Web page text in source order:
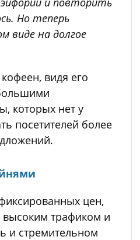
Но теперь
виде на долгое
видя его
которых нет у
посетителей более
цен,
высоким трафиком и
и стремительном